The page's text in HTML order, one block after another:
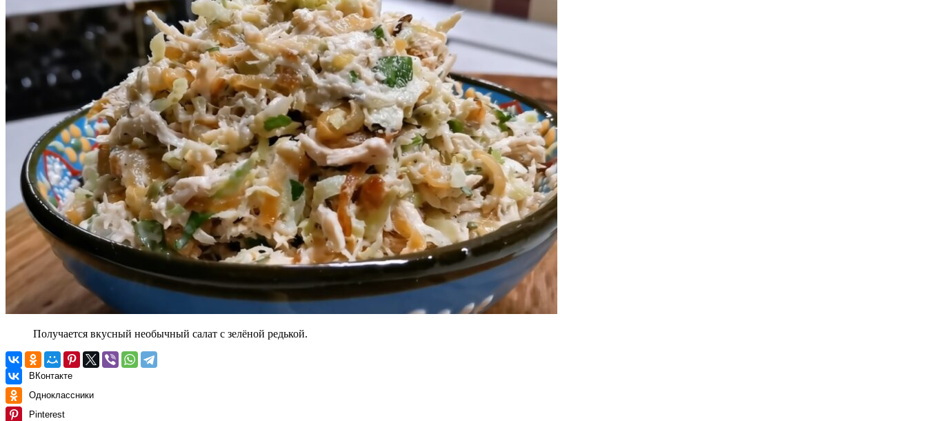
Получается вкусный необычный салат с зелёной редькой.
ВКонтакте
Одноклассники
Pinterest